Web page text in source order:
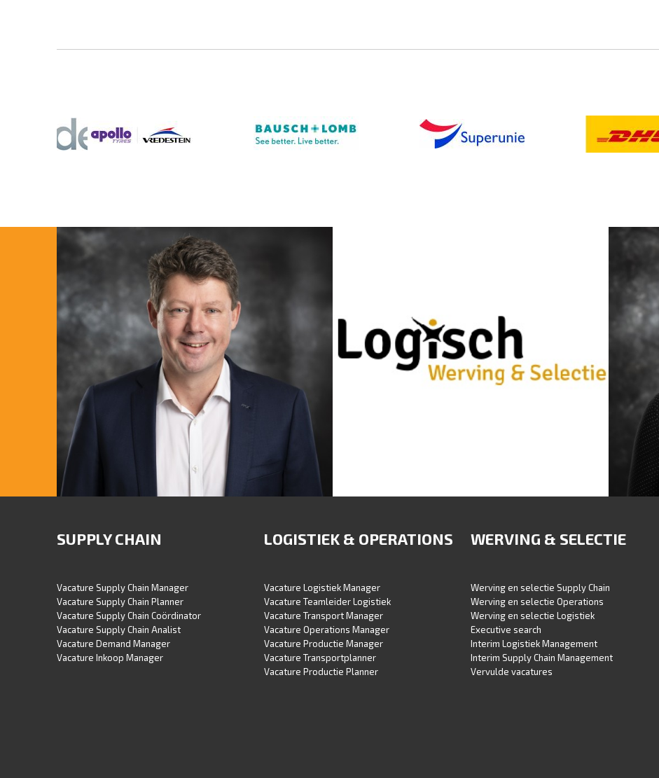
Mobiel: 06-51028638
E-mail: p.j.venema@logischwerving.nl
E-mail :
SUPPLY CHAIN
Vacature Supply Chain Manager
Vacature Supply Chain Planner
Vacature Supply Chain Coördinator
Vacature Supply Chain Analist
Vacature Demand Manager
Vacature Inkoop Manager
LOGISTIEK & OPERATIONS
Vacature Logistiek Manager
Vacature Teamleider Logistiek
Vacature Transport Manager
Vacature Operations Manager
Vacature Productie Manager
Vacature Transportplanner
Vacature Productie Planner
WERVING & SELECTIE
Werving en selectie Supply Chain
Werving en selectie Operations
Werving en selectie Logistiek
Executive search
Interim Logistiek Management
Interim Supply Chain Management
Vervulde vacatures